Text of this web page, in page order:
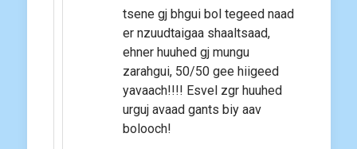
tsene gj bhgui bol tegeed naad
er nzuudtaigaa shaaltsaad,
ehner huuhed gj mungu
zarahgui, 50/50 gee hiigeed
yavaach!!!! Esvel zgr huuhed
urguj avaad gants biy aav
bolooch!